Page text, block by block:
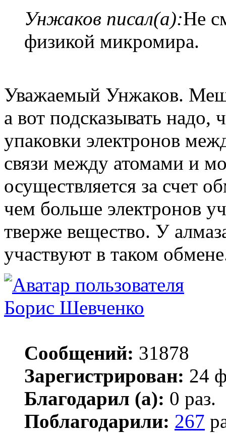
Унжаков писал(а):Не
физикой микромира.
Уважаемый Унжаков.
а вот подсказывать надо,
упаковки электронов
связи между атомами и
осуществляется за счет
чем больше электронов
тверже вещество. У
участвуют в таком
Борис Шевченко
Сообщений: 31878
Зарегистрирован: 24
Благодарил (а): 0 раз.
Поблагодарили: 267